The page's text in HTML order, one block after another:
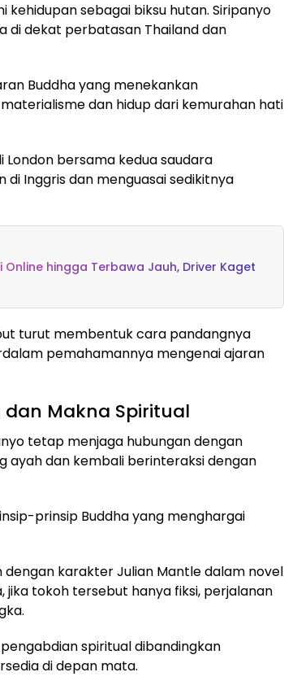
kehidupan sebagai biksu hutan. Siripanyo
di dekat perbatasan Thailand dan
Buddha yang menekankan
dan hidup dari kemurahan hati
bersama kedua saudara
Inggris dan menguasai sedikitnya
Online hingga Terbawa Jauh, Driver Kaget
turut membentuk cara pandangnya
pemahamannya mengenai ajaran
Makna Spiritual
tetap menjaga hubungan dengan
ayah dan kembali berinteraksi dengan
prinsip Buddha yang menghargai
dengan karakter Julian Mantle dalam novel
jika tokoh tersebut hanya fiksi, perjalanan
spiritual dibandingkan
di depan mata.